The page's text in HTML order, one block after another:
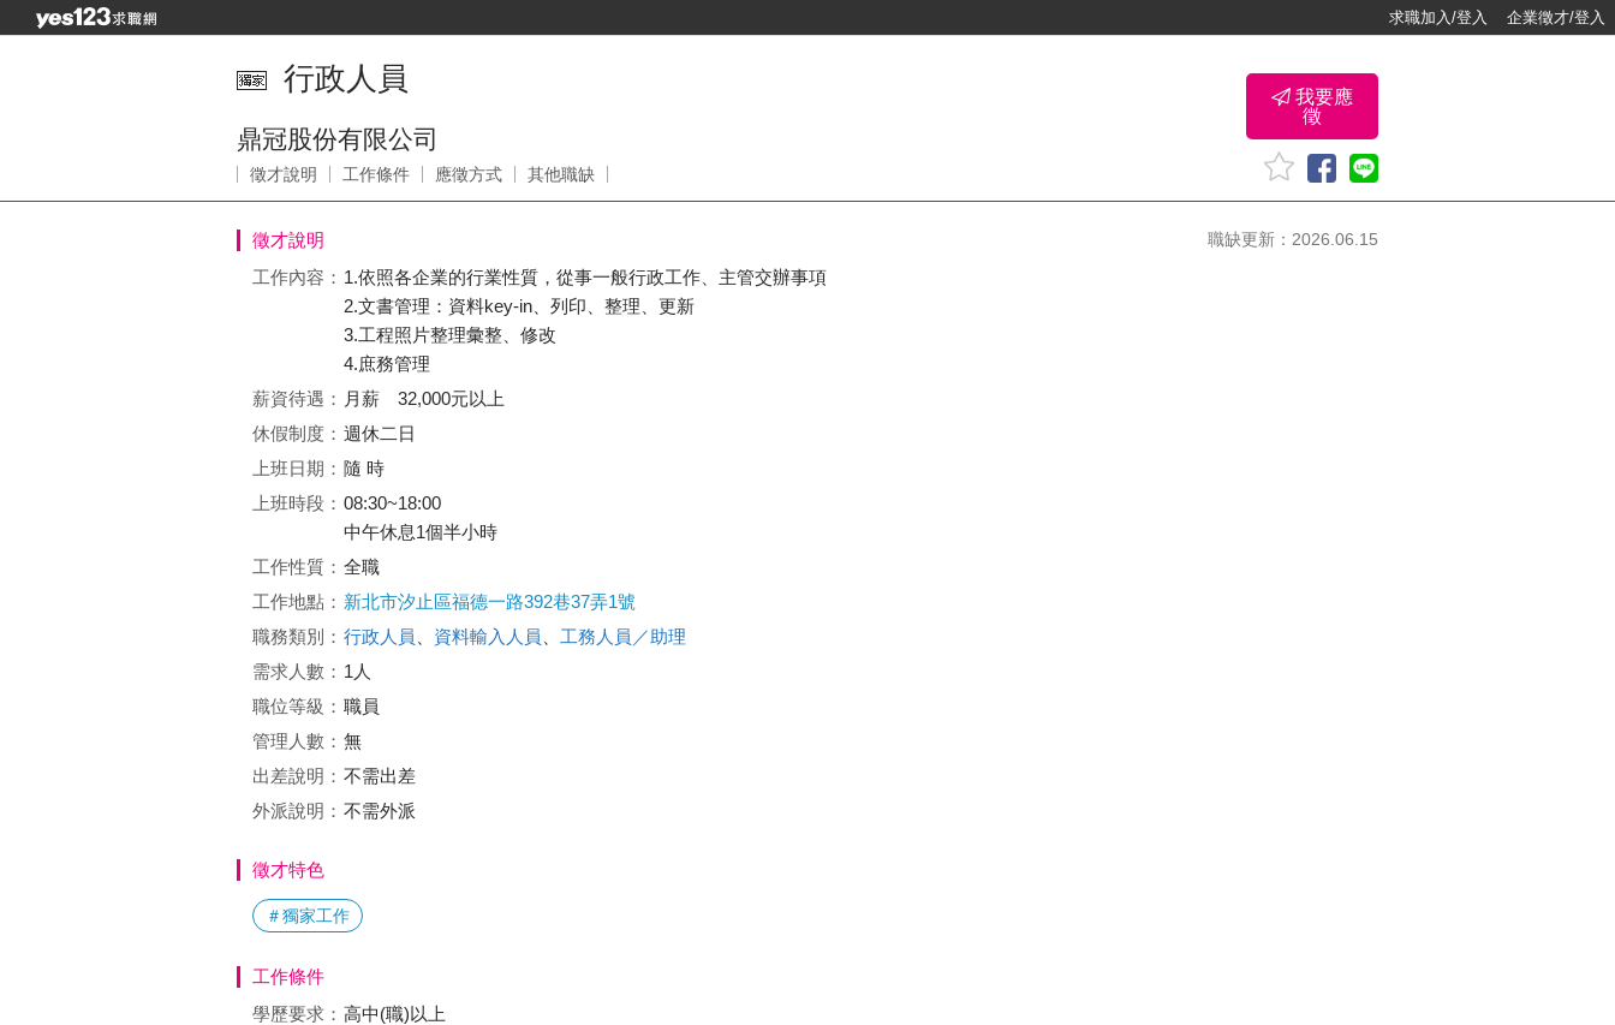
求職加入/登入 企業徵才/登入
行政人員
鼎冠股份有限公司
徵才說明 工作條件 應徵方式 其他職缺
我要應
徵
徵才說明 職缺更新：2026.06.15
工作內容： 1.依照各企業的行業性質，從事一般行政工作、主管交辦事項
2.文書管理：資料key-in、列印、整理、更新
3.工程照片整理彙整、修改
4.庶務管理
薪資待遇： 月薪 32,000元以上
休假制度： 週休二日
上班日期： 隨 時
上班時段： 08:30~18:00
中午休息1個半小時
工作性質： 全職
工作地點： 新北市汐止區福德一路392巷37弄1號
職務類別： 行政人員 資料輸入人員
工務人員／助理
需求人數： 1人
職位等級： 職員
管理人數： 無
出差說明： 不需出差
外派說明： 不需外派
徵才特色
＃獨家工作
工作條件
學歷要求： 高中(職)以上